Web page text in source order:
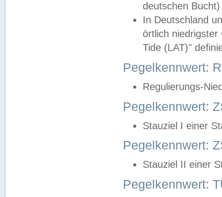
deutschen
In Deutschland
örtlich
Tide (LAT)"
Pegelkennwert:
Regulierungs-
Pegelkennwert:
Stauziel I einer
Pegelkennwert:
Stauziel II einer
Pegelkennwert: